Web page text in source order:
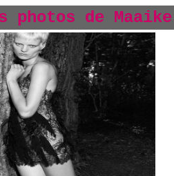
photos de